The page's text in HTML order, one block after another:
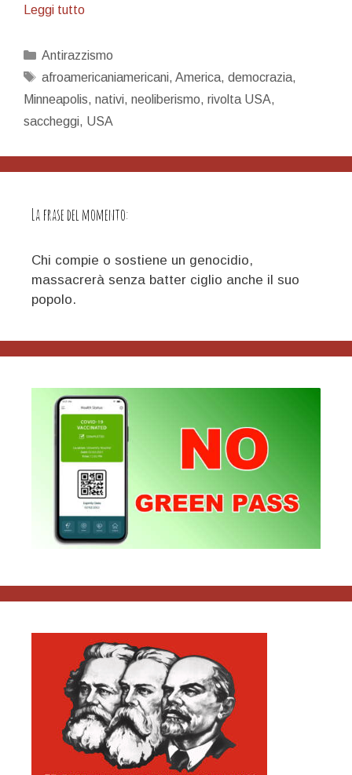
Leggi tuttoChi
Categorie
Antirazzismo
Tag
afroamericaniamericani, America, democrazia,
Minneapolis, nativi, neoliberismo, rivolta USA,
saccheggi, USA
La frase del momento:
Chi compie o sostiene un genocidio,
massacrerà senza batter ciglio anche il suo
popolo.